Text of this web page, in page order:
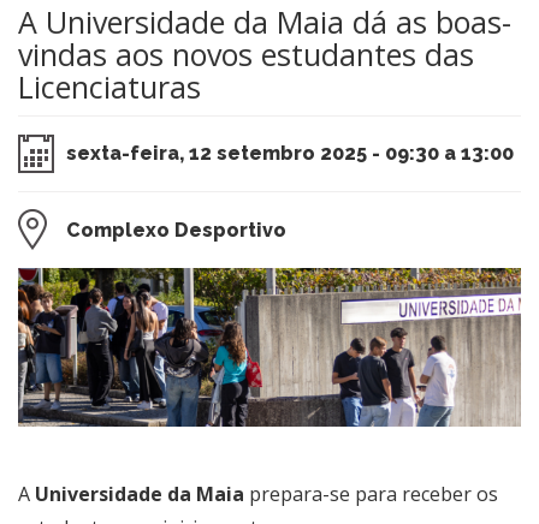
A Universidade da Maia dá as boas-
vindas aos novos estudantes das
Licenciaturas
sexta-feira, 12 setembro 2025 - 09:30 a 13:00
Complexo Desportivo
A Universidade da Maia prepara-se para receber os